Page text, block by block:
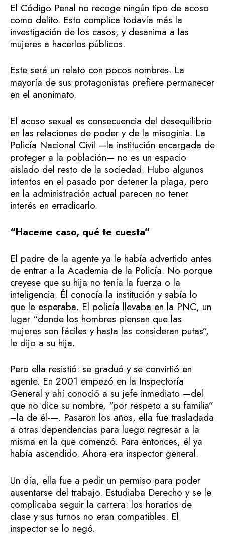
El Código Penal no recoge ningún tipo de acoso
como delito. Esto complica todavía más la
investigación de los casos, y desanima a las
mujeres a hacerlos públicos.
Este será un relato con pocos nombres. La
mayoría de sus protagonistas prefiere permanecer
en el anonimato.
El acoso sexual es consecuencia del desequilibrio
en las relaciones de poder y de la misoginia. La
Policía Nacional Civil —la institución encargada de
proteger a la población— no es un espacio
aislado del resto de la sociedad. Hubo algunos
intentos en el pasado por detener la plaga, pero
en la administración actual parecen no tener
interés en erradicarlo.
“Haceme caso, qué te cuesta”
El padre de la agente ya le había advertido antes
de entrar a la Academia de la Policía. No porque
creyese que su hija no tenía la fuerza o la
inteligencia. Él conocía la institución y sabía lo
que le esperaba. El policía llevaba en la PNC, un
lugar “donde los hombres piensan que las
mujeres son fáciles y hasta las consideran putas”,
le dijo a su hija.
Pero ella resistió: se graduó y se convirtió en
agente. En 2001 empezó en la Inspectoría
General y ahí conoció a su jefe inmediato —del
que no dice su nombre, “por respeto a su familia”
–la de él-—. Pasaron los años, ella fue trasladada
a otras dependencias para luego regresar a la
misma en la que comenzó. Para entonces, él ya
había ascendido. Ahora era inspector general.
Un día, ella fue a pedir un permiso para poder
ausentarse del trabajo. Estudiaba Derecho y se le
complicaba seguir la carrera: los horarios de
clase y sus turnos no eran compatibles. El
inspector se lo negó.